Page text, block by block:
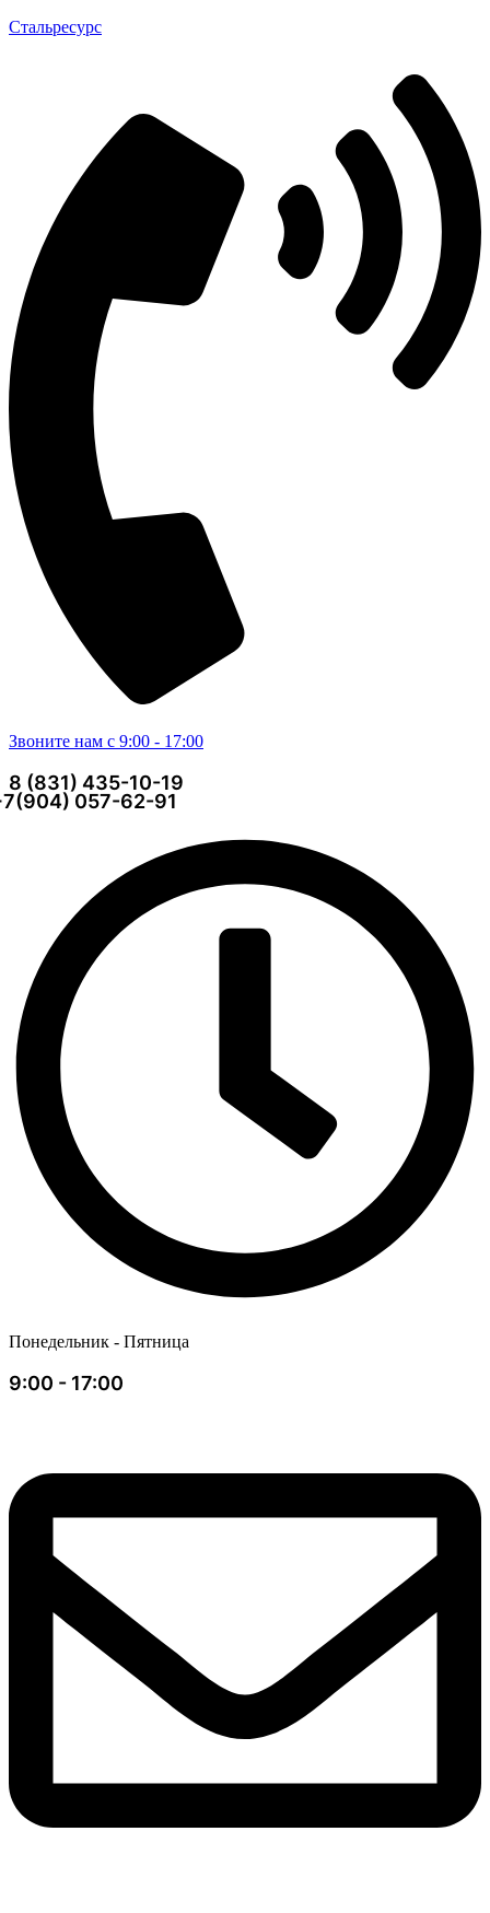
Стальресурс
Звоните нам с 9:00 - 17:00
8 (831) 435-10-19
057-62-91
Понедельник - Пятница
9:00 - 17:00